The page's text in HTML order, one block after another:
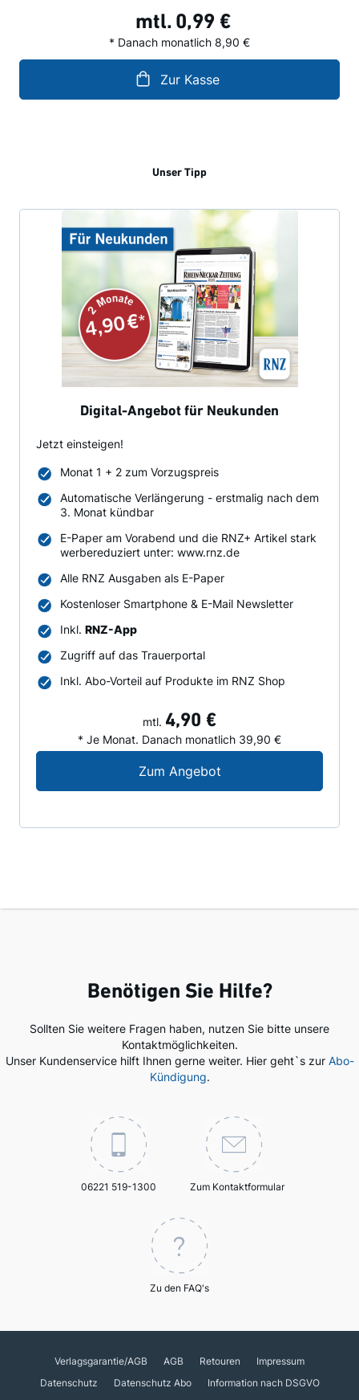
mtl. 0,99 €
* Danach monatlich 8,90 €
Zur Kasse
Unser Tipp
Digital-Angebot für Neukunden
Jetzt einsteigen!
Monat 1 + 2 zum Vorzugspreis
Automatische Verlängerung - erstmalig nach dem
3. Monat kündbar
E-Paper am Vorabend und die RNZ+ Artikel stark
werbereduziert unter: www.rnz.de
Alle RNZ Ausgaben als E-Paper
Kostenloser Smartphone & E-Mail Newsletter
Inkl. RNZ-App
Zugriff auf das Trauerportal
Inkl. Abo-Vorteil auf Produkte im RNZ Shop
mtl. 4,90 €
* Je Monat. Danach monatlich 39,90 €
Zum AngebotDigital-Angebot für
Benötigen Sie Hilfe?
Sollten Sie weitere Fragen haben, nutzen Sie bitte unsere
Kontaktmöglichkeiten.
Unser Kundenservice hilft Ihnen gerne weiter. Hier geht`s zur Abo-
Kündigung.
06221 519-1300 Zum Kontaktformular
Zu den FAQ's
Verlagsgarantie/AGB AGB Retouren
Impressum
Datenschutz
Datenschutz Abo
Information nach DSGVO